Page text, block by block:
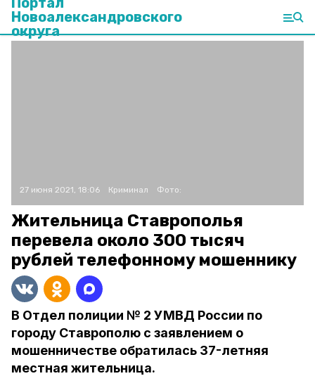
Новоалександровского
округа
27 июня 2021, 18:06 Криминал Фото:
Жительница Ставрополья
перевела около 300 тысяч
рублей телефонному мошеннику
В Отдел полиции № 2 УМВД России по
городу Ставрополю с заявлением о
мошенничестве обратилась 37-летняя
местная жительница.